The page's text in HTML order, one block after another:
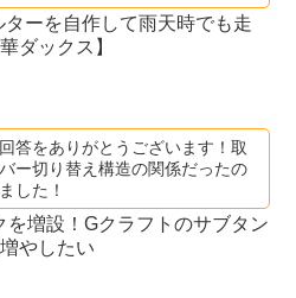
ーを自作して雨天時でも走
ダックス】
答をありがとうございます！取
ー切り替え構造の関係だったの
した！
を増設！Gクラフトのサブタン
やしたい